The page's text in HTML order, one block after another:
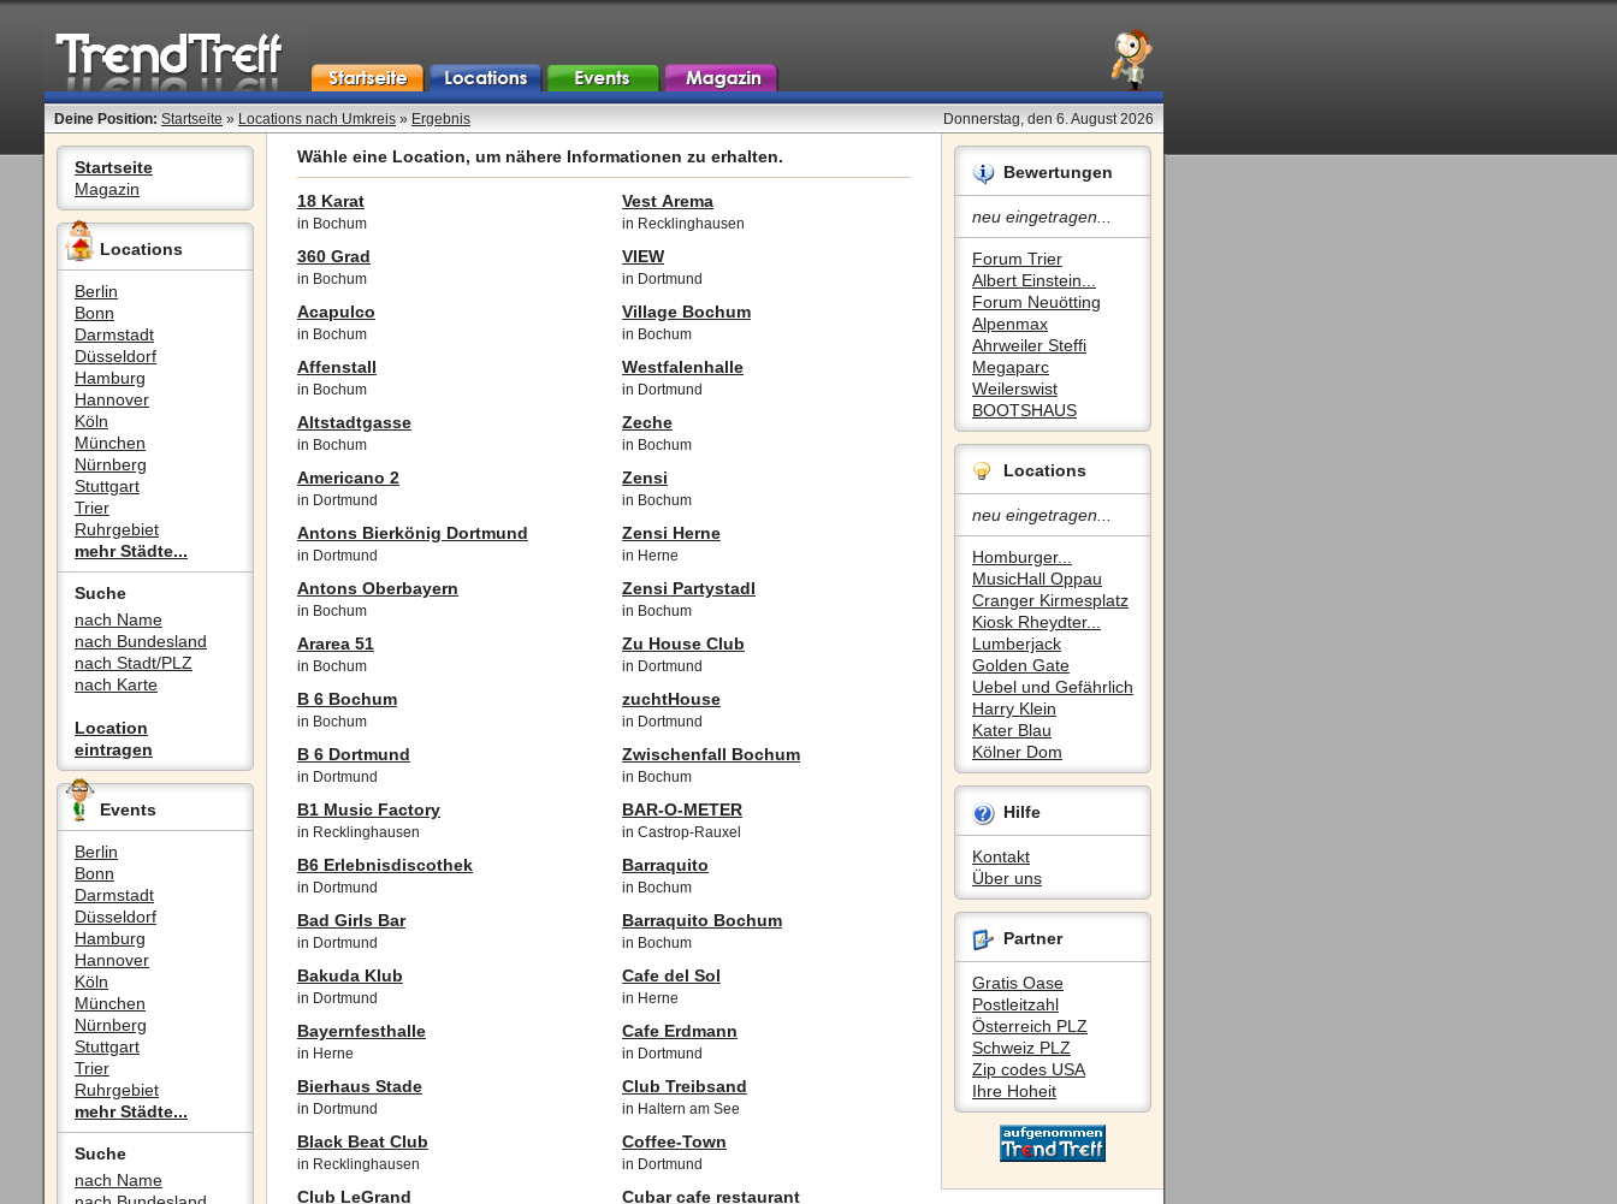
Deine Position: Startseite » Locations nach Umkreis » Ergebnis Donnerstag, den 6. August 2026
Startseite
Magazin
Locations
Berlin
Bonn
Darmstadt
Düsseldorf
Hamburg
Hannover
Köln
München
Nürnberg
Stuttgart
Trier
Ruhrgebiet
mehr Städte...
Suche
nach Name
nach Bundesland
nach Stadt/PLZ
nach Karte
Location
eintragen
Events
Berlin
Bonn
Darmstadt
Düsseldorf
Hamburg
Hannover
Köln
München
Nürnberg
Stuttgart
Trier
Ruhrgebiet
mehr Städte...
Suche
nach Name
Bewertungen
neu eingetragen...
Forum Trier
Albert Einstein...
Forum Neuötting
Alpenmax
Ahrweiler Steffi
Megaparc
Weilerswist
BOOTSHAUS
Locations
neu eingetragen...
Homburger...
MusicHall Oppau
Cranger Kirmesplatz
Kiosk Rheydter...
Lumberjack
Golden Gate
Uebel und Gefährlich
Harry Klein
Kater Blau
Kölner Dom
Hilfe
Kontakt
Über uns
Partner
Gratis Oase
Postleitzahl
Österreich PLZ
Schweiz PLZ
Zip codes USA
Ihre Hoheit
Wähle eine Location, um nähere Informationen zu erhalten.
18 Karat
in Bochum
360 Grad
in Bochum
Acapulco
in Bochum
Affenstall
in Bochum
Altstadtgasse
in Bochum
Americano 2
in Dortmund
Antons Bierkönig Dortmund
in Dortmund
Antons Oberbayern
in Bochum
Ararea 51
in Bochum
B 6 Bochum
in Bochum
B 6 Dortmund
in Dortmund
B1 Music Factory
in Recklinghausen
B6 Erlebnisdiscothek
in Dortmund
Bad Girls Bar
in Dortmund
Bakuda Klub
in Dortmund
Bayernfesthalle
in Herne
Bierhaus Stade
in Dortmund
Black Beat Club
in Recklinghausen
Club LeGrand
Vest Arema
in Recklinghausen
VIEW
in Dortmund
Village Bochum
in Bochum
Westfalenhalle
in Dortmund
Zeche
in Bochum
Zensi
in Bochum
Zensi Herne
in Herne
Zensi Partystadl
in Bochum
Zu House Club
in Dortmund
zuchtHouse
in Dortmund
Zwischenfall Bochum
in Bochum
BAR-O-METER
in Castrop-Rauxel
Barraquito
in Bochum
Barraquito Bochum
in Bochum
Cafe del Sol
in Herne
Cafe Erdmann
in Dortmund
Club Treibsand
in Haltern am See
Coffee-Town
in Dortmund
Cubar cafe restaurant